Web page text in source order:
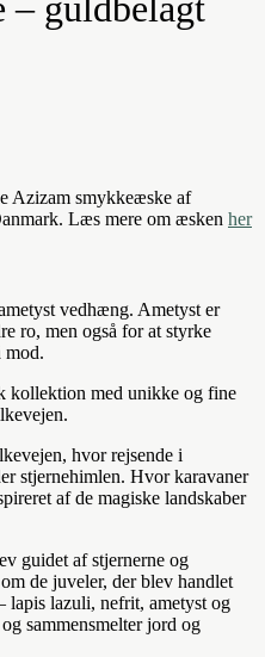
– guldbelagt
Azizam smykkeæske af
Læs mere om æsken her
vedhæng. Ametyst er
ro, men også for at styrke
mod.
kollektion med unikke og fine
hvor rejsende i
stjernehimlen. Hvor karavaner
af de magiske landskaber
guidet af stjernerne og
de juveler, der blev handlet
lapis lazuli, nefrit, ametyst og
sammensmelter jord og